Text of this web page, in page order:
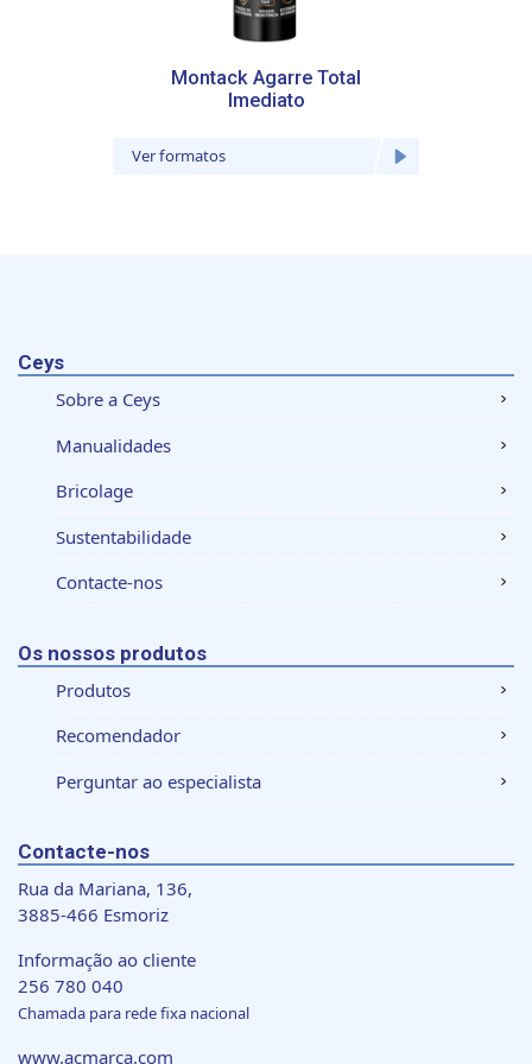
Montack Agarre Total
Imediato
Ver formatos
Ceys
Sobre a Ceys
Manualidades
Bricolage
Sustentabilidade
Contacte-nos
Os nossos produtos
Produtos
Recomendador
Perguntar ao especialista
Contacte-nos
Rua da Mariana, 136,
3885-466 Esmoriz
Informação ao cliente
256 780 040
Chamada para rede fixa nacional
www.acmarca.com